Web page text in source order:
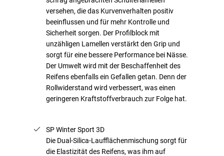
versehen, die das Kurvenverhalten positiv
beeinflussen und für mehr Kontrolle und
Sicherheit sorgen. Der Profilblock mit
unzähligen Lamellen verstärkt den Grip und
sorgt für eine bessere Performance bei Nässe.
Der Umwelt wird mit der Beschaffenheit des
Reifens ebenfalls ein Gefallen getan. Denn der
Rollwiderstand wird verbessert, was einen
geringeren Kraftstoffverbrauch zur Folge hat.
SP Winter Sport 3D
Die Dual-Silica-Laufflächenmischung sorgt für
die Elastizität des Reifens, was ihm auf